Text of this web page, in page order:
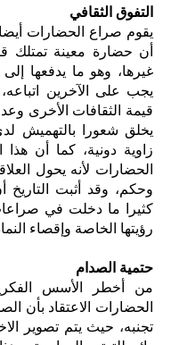
التفوق الثقافي
يقوم صراع الحضارات
أن حضارة معينة تمتلك
غيرها، وهو ما يدفعها
يجب على الآخرين
قيمة الثقافات الأخرى
يخلق شعورا بالتهميش
زاوية دونية، كما أن
الحضارات لأنه يحول
وحكم، وقد أثبت
كثيرا ما دخلت في
رؤيتها الخاصة وإقصاء
حتمية الصدام
من أخطر الأسس
الحضارات الاعتقاد بأن
تجنبه، حيث يتم تصوير